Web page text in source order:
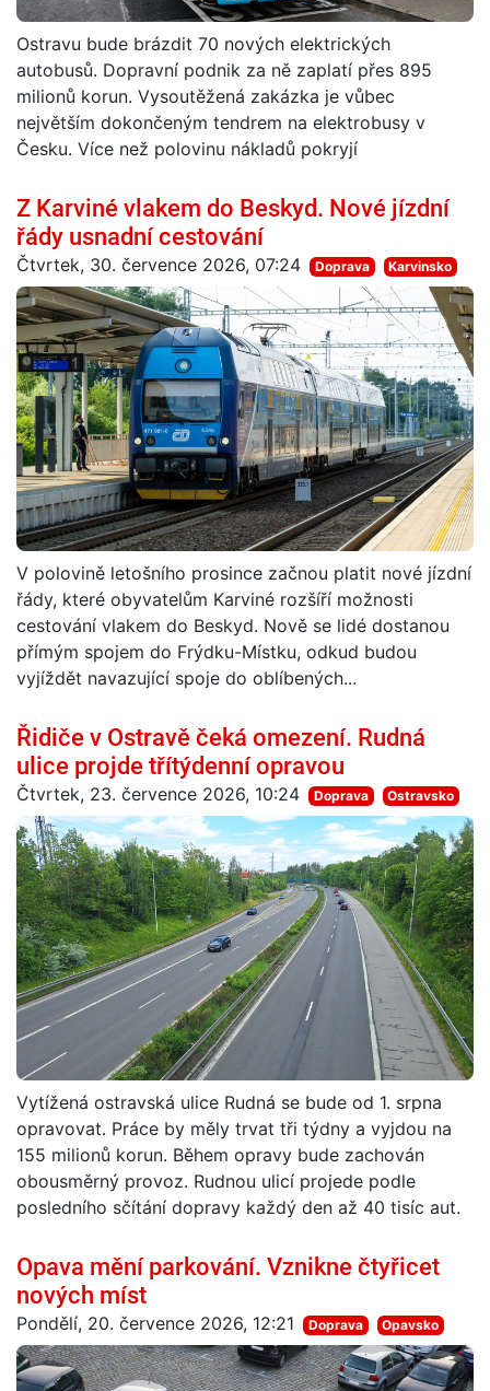
Ostravu bude brázdit 70 nových elektrických
autobusů. Dopravní podnik za ně zaplatí přes 895
milionů korun. Vysoutěžená zakázka je vůbec
největším dokončeným tendrem na elektrobusy v
Česku. Více než polovinu nákladů pokryjí
Z Karviné vlakem do Beskyd. Nové jízdní
řády usnadní cestování
Čtvrtek, 30. července 2026, 07:24 Doprava Karvinsko
V polovině letošního prosince začnou platit nové jízdní
řády, které obyvatelům Karviné rozšíří možnosti
cestování vlakem do Beskyd. Nově se lidé dostanou
přímým spojem do Frýdku-Místku, odkud budou
vyjíždět navazující spoje do oblíbených...
Řidiče v Ostravě čeká omezení. Rudná
ulice projde třítýdenní opravou
Čtvrtek, 23. července 2026, 10:24 Doprava Ostravsko
Vytížená ostravská ulice Rudná se bude od 1. srpna
opravovat. Práce by měly trvat tři týdny a vyjdou na
155 milionů korun. Během opravy bude zachován
obousměrný provoz. Rudnou ulicí projede podle
posledního sčítání dopravy každý den až 40 tisíc aut.
Opava mění parkování. Vznikne čtyřicet
nových míst
Pondělí, 20. července 2026, 12:21 Doprava Opavsko